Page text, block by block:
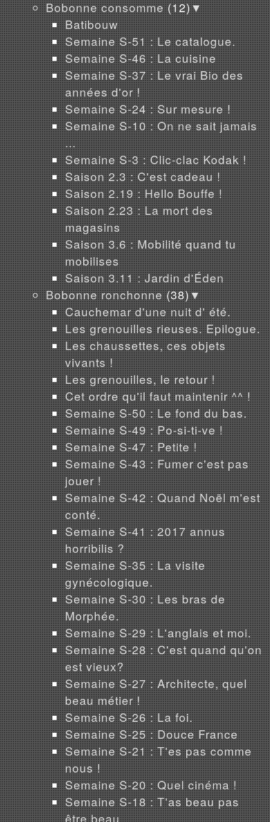
Bobonne consomme (12)▼
Batibouw
Semaine S-51 : Le catalogue.
Semaine S-46 : La cuisine
Semaine S-37 : Le vrai Bio des
années d'or !
Semaine S-24 : Sur mesure !
Semaine S-10 : On ne sait jamais
...
Semaine S-3 : Clic-clac Kodak !
Saison 2.3 : C'est cadeau !
Saison 2.19 : Hello Bouffe !
Saison 2.23 : La mort des
magasins
Saison 3.6 : Mobilité quand tu
mobilises
Saison 3.11 : Jardin d'Éden
Bobonne ronchonne (38)▼
Cauchemar d'une nuit d' été.
Les grenouilles rieuses. Epilogue.
Les chaussettes, ces objets
vivants !
Les grenouilles, le retour !
Cet ordre qu'il faut maintenir ^^ !
Semaine S-50 : Le fond du bas.
Semaine S-49 : Po-si-ti-ve !
Semaine S-47 : Petite !
Semaine S-43 : Fumer c'est pas
jouer !
Semaine S-42 : Quand Noël m'est
conté.
Semaine S-41 : 2017 annus
horribilis ?
Semaine S-35 : La visite
gynécologique.
Semaine S-30 : Les bras de
Morphée.
Semaine S-29 : L'anglais et moi.
Semaine S-28 : C'est quand qu'on
est vieux?
Semaine S-27 : Architecte, quel
beau métier !
Semaine S-26 : La foi.
Semaine S-25 : Douce France
Semaine S-21 : T'es pas comme
nous !
Semaine S-20 : Quel cinéma !
Semaine S-18 : T'as beau pas
être beau...